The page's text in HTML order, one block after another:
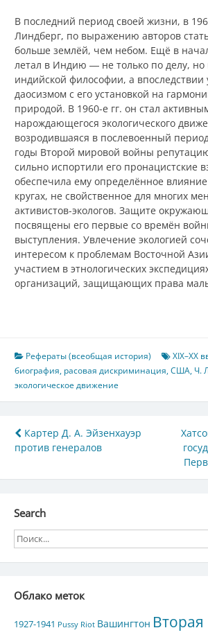
В последний период своей жизни, в
Линдберг, по выражению авторов
больше землёй, чем небом. Ещё в
летал в Индию ― не только по делу, но
индийской философии, а впоследствии
даосизмом с его установкой на
природой. В 1960-е гг. он стал
нарождающегося экологического
возродившаяся в послевоенный
годы Второй мировой войны
сильно испортили его пронацистские
обеспечила ему определённое
кругах, не свойственное для многих
активистов-экологов. Защите
посвящены его первые со времён
выступления. Увлечение экологией
интересом к проблемам Восточной
участием в этнологических
организаций, защищающих права
Рефераты (всеобщая история) XIX–XX
биография, расовая дискриминация,США, Ч.
экологическое движение
Навигация
по
записям
Картер Д. А. Эйзенхауэр
против генералов
Search
Облако меток
1927-1941 Pussy Riot Вашингтон